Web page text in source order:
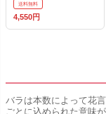
送料無料
4,550円
バラは本数によって花
ごとに込められた意味